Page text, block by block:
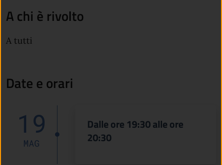
A chi è rivolto
A tutti
Date e orari
19
MAG
Dalle ore 19:30 alle ore
20:30